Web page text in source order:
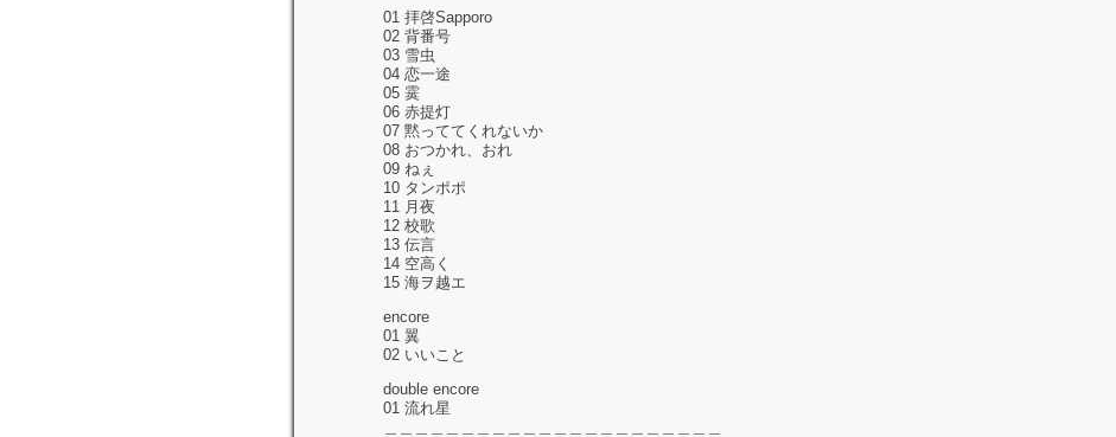
01 拝啓Sapporo
02 背番号
03 雪虫
04 恋一途
05 霙
06 赤提灯
07 黙っててくれないか
08 おつかれ、おれ
09 ねぇ
10 タンポポ
11 月夜
12 校歌
13 伝言
14 空高く
15 海ヲ越エ
encore
01 翼
02 いいこと
double encore
01 流れ星